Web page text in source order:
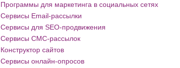
Программы для маркетинга в социальных сетях
Сервисы Email-рассылки
Сервисы для SEO-продвижения
Сервисы СМС-рассылок
Конструктор сайтов
Сервисы онлайн-опросов